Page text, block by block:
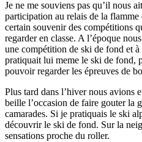
Je ne me souviens pas qu’il nous
participation au relais de la
certain souvenir des compétitions
regarder en classe. A l’époque
une compétition de ski de fond et
pratiquait lui meme le ski de fond,
pouvoir regarder les épreuves de
Plus tard dans l’hiver nous avions
beille l’occasion de faire gouter la
camarades. Si je pratiquais le ski
découvrir le ski de fond. Sur la
sensations proche du roller.